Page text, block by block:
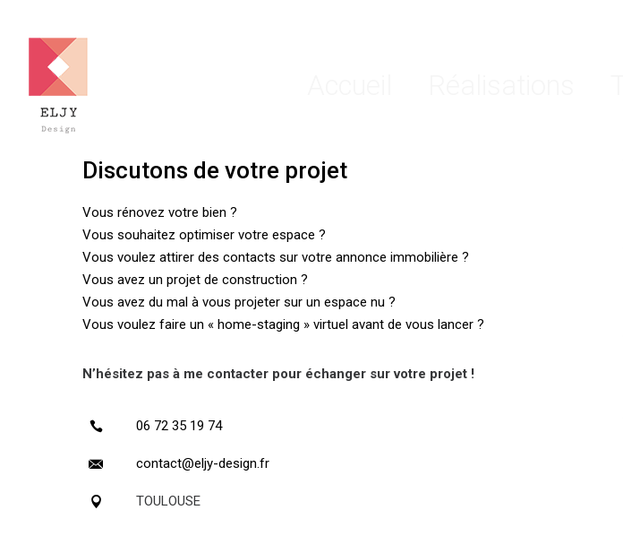
Discutons de votre projet
Vous rénovez votre bien ?
Vous souhaitez optimiser votre espace ?
Vous voulez attirer des contacts sur votre annonce immobilière ?
Vous avez un projet de construction ?
Vous avez du mal à vous projeter sur un espace nu ?
Vous voulez faire un « home-staging » virtuel avant de vous lancer ?
N’hésitez pas à me contacter pour échanger sur votre projet !
06 72 35 19 74
contact@eljy-design.fr
TOULOUSE